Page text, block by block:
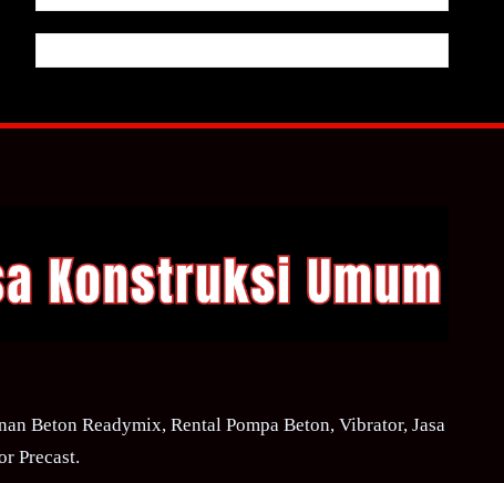
Beton Readymix, Rental Pompa Beton, Vibrator, Jasa
Precast.